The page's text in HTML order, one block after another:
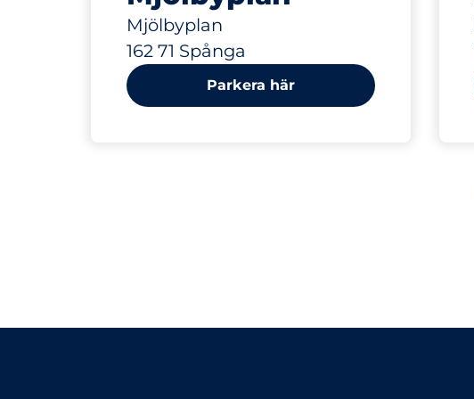
Mjölbyplan
162 71 Spånga
Parkera här